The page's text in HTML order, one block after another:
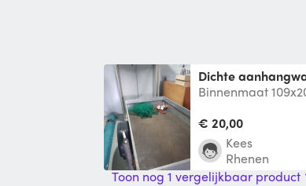
dichte
Binnenmaat
€ 20,00
Kees
Rhenen
Toon nog 1 vergelijkbaar product